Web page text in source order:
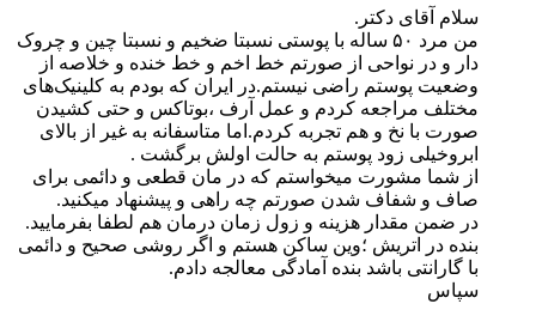
سلام آقای دکتر.
من مرد ۵۰ ساله با پوستی نسبتا ضخیم و نسبتا چین و چروک
دار و در نواحی از صورتم خط اخم و خط خنده و خلاصه از
وضعیت پوستم راضی نیستم.در ایران که بودم به کلینیک‌های
مختلف مراجعه کردم و عمل آرف ،بوتاکس و حتی کشیدن
صورت با نخ و هم تجربه کردم.اما متاسفانه به غیر از بالای
ابروخیلی زود پوستم به حالت اولش برگشت .
از شما مشورت میخواستم که در مان قطعی و دائمی برای
صاف و شفاف شدن صورتم چه راهی و پیشنهاد میکنید.
در ضمن مقدار هزینه و زول زمان درمان هم لطفا بفرمایید.
بنده در اتریش ؛وین ساکن هستم و اگر روشی صحیح و دائمی
با گارانتی باشد بنده آمادگی معالجه دادم.
سپاس